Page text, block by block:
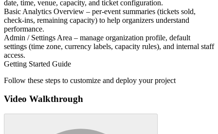
date, time, venue, capacity, and ticket configuration.
Basic Analytics Overview – per-event summaries (tickets sold,
check-ins, remaining capacity) to help organizers understand
performance.
Admin / Settings Area – manage organization profile, default
settings (time zone, currency labels, capacity rules), and internal staff
access.
Getting Started Guide
Follow these steps to customize and deploy your project
Video Walkthrough